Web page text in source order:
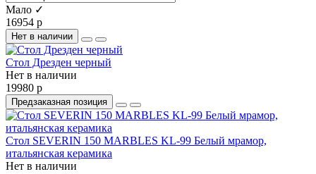
Мало ✓
16954 р
Нет в наличии
Стол Дрезден черный
Нет в наличии
19980 р
Предзаказная позиция
Стол SEVERIN 150 MARBLES KL-99 Белый мрамор,
итальянская керамика
Нет в наличии